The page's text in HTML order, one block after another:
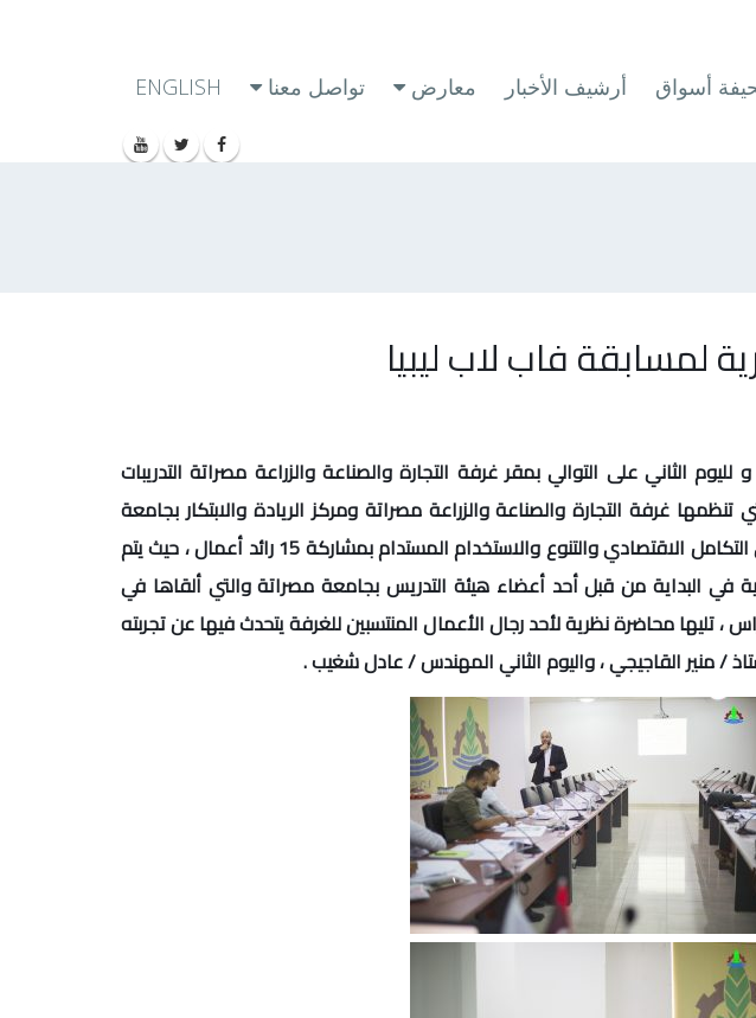
أسواق أرشيف الأخبار معارض تواصل معنا ENGLISH
لمسابقة فاب لاب ليبيا
تواصلت يوم الاثنين 28 – 10 – 2019 و لليوم الثاني على التوالي بمقر غرفة التجارة والصناعة والزراعة مصراتة التدريبات
تنظمها غرفة التجارة والصناعة والزراعة مصراتة ومركز الريادة والابتكار بجامعة
مصراتة بالتعاون مع برنامج دعم ليبيا في التكامل الاقتصادي والتنوع والاستخدام المستدام بمشاركة 15 رائد أعمال ، حيث يتم
نظرية في البداية من قبل أحد أعضاء هيئة التدريس بجامعة مصراتة والتي ألقاها في
، تليها محاضرة نظرية لأحد رجال الأعمال المنتسبين للغرفة يتحدث فيها عن تجربته
/ منير القاجيجي ، واليوم الثاني المهندس / عادل شغيب .